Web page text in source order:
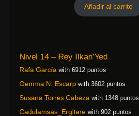
Añadir al carrito
Nivel 14 – Rey Ilkan’Yed
Rafa García with 6912 puntos
Gemma N. Escarp with 3602 puntos
Susana Torres Cabeza with 1348 puntos
Cadulamsas_Ergitare with 902 puntos